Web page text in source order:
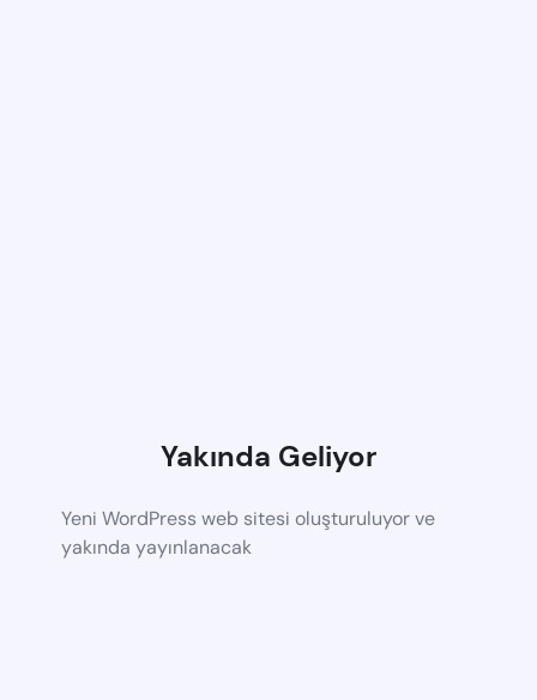
Yakında Geliyor
Yeni WordPress web sitesi oluşturuluyor ve
yakında yayınlanacak